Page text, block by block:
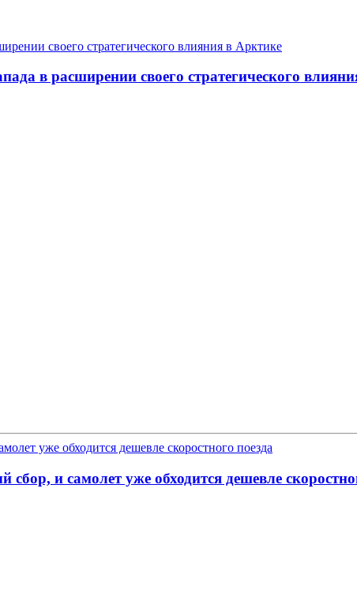
в расширении своего стратегического
и самолет уже обходится дешевле